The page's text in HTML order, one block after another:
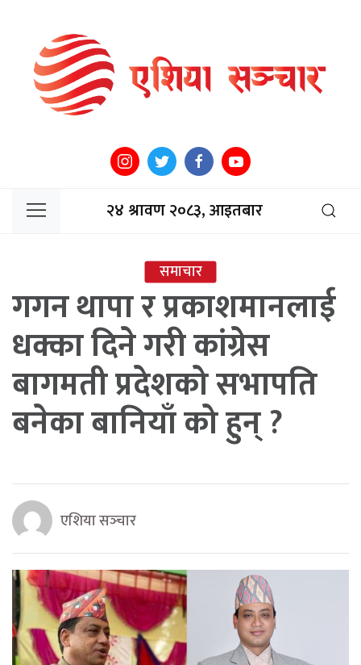
२४ श्रावण २०८३, आइतबार
समाचार
गगन थापा र प्रकाशमानलाई
धक्का दिने गरी कांग्रेस
बागमती प्रदेशको सभापति
बनेका बानियाँ को हुन् ?
एशिया सञ्‍चार